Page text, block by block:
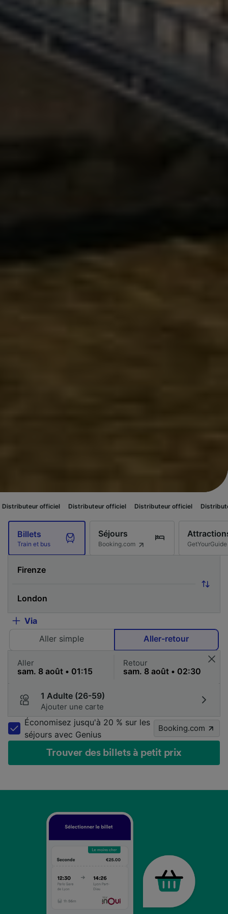
Distributeur officiel Distributeur officiel Distributeur officiel
Billets
Train et bus
Séjours
Booking.com GetYourGuide
Via
Aller simple
Aller-retour
Aller Retour
1 Adulte (26-59)
Ajouter une carte
Économisez jusqu'à 20 % sur les
séjours avec Genius
Booking.com
Trouver des billets à petit prix